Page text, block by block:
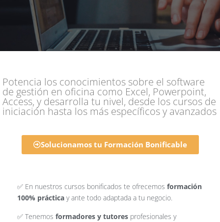
Potencia los conocimientos sobre el software
de gestión en oficina como Excel, Powerpoint,
Access, y desarrolla tu nivel, desde los cursos de
iniciación hasta los más específicos y avanzados
Solucionamos tu Formación Bonificable
✅ En nuestros cursos bonificados te ofrecemos formación
100% práctica y ante todo adaptada a tu negocio.
✅ Tenemos formadores y tutores profesionales y